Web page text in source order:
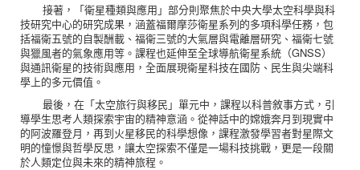
接著，「衛星種類與應用」部分則聚焦於中央大學太空科學與科
技研究中心的研究成果，涵蓋福爾摩莎衛星系列的多項科學任務，包
括福衛五號的自製酬載、福衛三號的大氣層與電離層研究、福衛七號
與獵風者的氣象應用等。課程也延伸至全球導航衛星系統（GNSS）
與通訊衛星的技術與應用，全面展現衛星科技在國防、民生與尖端科
學上的多元價值。
最後，在「太空旅行與移民」單元中，課程以科普敘事方式，引
導學生思考人類探索宇宙的精神意涵。從神話中的嫦娥奔月到現實中
的阿波羅登月，再到火星移民的科學想像，課程激發學習者對星際文
明的憧憬與哲學反思，讓太空探索不僅是一場科技挑戰，更是一段關
於人類定位與未來的精神旅程。